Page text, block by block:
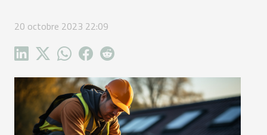
20 octobre 2023 22:09